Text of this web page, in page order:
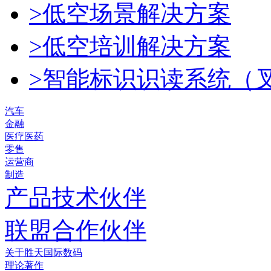
>低空场景解决方案
>低空培训解决方案
>智能标识识读系统（
汽车
金融
医疗医药
零售
运营商
制造
产品技术伙伴
联盟合作伙伴
关于胜天国际数码
理论著作